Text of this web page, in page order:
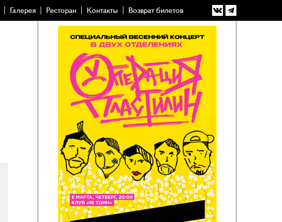
Галерея Ресторан Контакты Возврат билетов